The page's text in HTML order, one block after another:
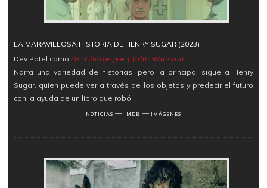
LA MARAVILLOSA HISTORIA DE HENRY SUGAR (2023)
Dev Patel comoDr. Chatterjee | John Winston
Narra una variedad de historias, pero la principal sigue a Henry
Sugar, quien puede ver a través de los objetos y predecir el futuro
con la ayuda de un libro que robó.
NOTICIAS ― IMDB ― IMÁGENES